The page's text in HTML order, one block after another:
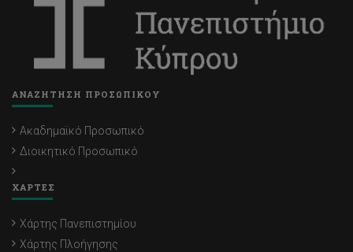
ΑΝΑΖΗΤΗΣΗ ΠΡΟΣΩΠΙΚΟΥ
Ακαδημαϊκό Προσωπικό
Διοικητικό Προσωπικό
ΧΑΡΤΕΣ
Χάρτης Πανεπιστημίου
Χάρτης Πλοήγησης